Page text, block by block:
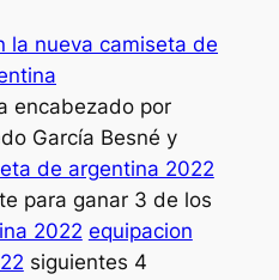
encabezado por
García Besné y
de argentina 2022
para ganar 3 de los
2022 equipacion
siguientes 4